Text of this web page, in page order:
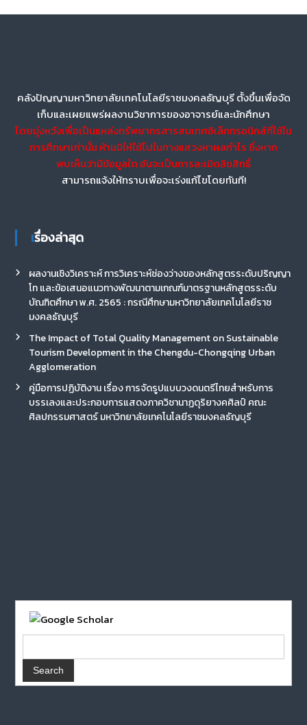
คลังปัญญามหาวิทยาลัยเทคโนโลยีราชมงคลธัญบุรี ตั้งขึ้นเพื่อจัด
เก็บและเผยแพร่ผลงานวิชาการของอาจารย์และนักศึกษา
โดยมุ่งหวังเพื่อเป็นแหล่งทรัพยากรสารสนเทศอิเล็กทรอนิกส์ที่ใช้ใน
การศึกษาเท่านั้น ห้ามมิให้ใช้ไปในทางแสวงหาผลกำไร ซึ่งหาก
พบเห็นว่ามีข้อมูลใด อันจะเป็นการละเมิดลิขสิทธิ์
สามารถแจ้งให้ทราบเพื่อจะเร่งแก้ไขโดยทันที!
เรื่องล่าสุด
ผลงานเชิงวิเคราะห์ การวิเคราะห์ช่องว่างของหลักสูตรระดับปริญญา
โท และข้อเสนอแนวทางพัฒนาตามเกณฑ์มาตรฐานหลักสูตรระดับ
บัณฑิตศึกษา พ.ศ. 2565 : กรณีศึกษามหาวิทยาลัยเทคโนโลยีราช
มงคลธัญบุรี
The Impact of Total Quality Management on Sustainable
Tourism Development in the Chengdu-Chongqing Urban
Agglomeration
คู่มือการปฏิบัติงาน เรื่อง การจัดรูปแบบวงดนตรีไทยสำหรับการ
บรรเลงและประกอบการแสดงภาควิชานาฏดุริยางคศิลป์ คณะ
ศิลปกรรมศาสตร์ มหาวิทยาลัยเทคโนโลยีราชมงคลธัญบุรี